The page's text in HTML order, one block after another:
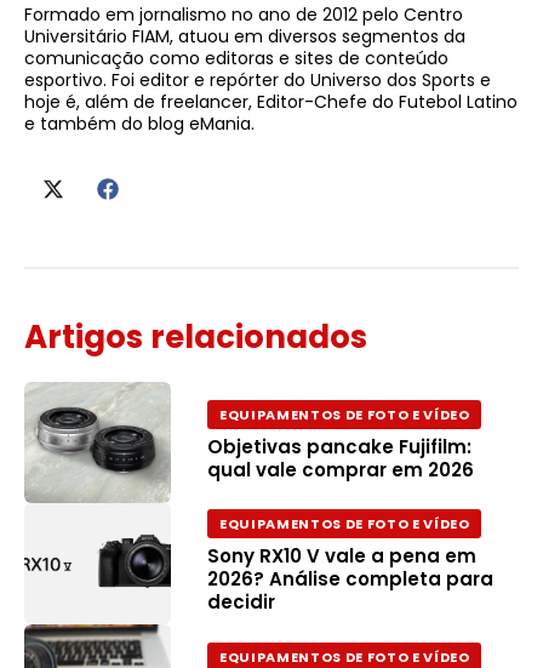
Formado em jornalismo no ano de 2012 pelo Centro
Universitário FIAM, atuou em diversos segmentos da
comunicação como editoras e sites de conteúdo
esportivo. Foi editor e repórter do Universo dos Sports e
hoje é, além de freelancer, Editor-Chefe do Futebol Latino
e também do blog eMania.
Artigos relacionados
EQUIPAMENTOS DE FOTO E VÍDEO
Objetivas pancake Fujifilm:
qual vale comprar em 2026
EQUIPAMENTOS DE FOTO E VÍDEO
Sony RX10 V vale a pena em
2026? Análise completa para
decidir
EQUIPAMENTOS DE FOTO E VÍDEO